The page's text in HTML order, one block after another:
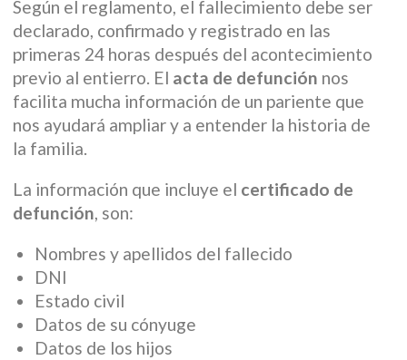
Según el reglamento, el fallecimiento debe ser
declarado, confirmado y registrado en las
primeras 24 horas después del acontecimiento
previo al entierro. El acta de defunción nos
facilita mucha información de un pariente que
nos ayudará ampliar y a entender la historia de
la familia.
La información que incluye el certificado de
defunción, son:
Nombres y apellidos del fallecido
DNI
Estado civil
Datos de su cónyuge
Datos de los hijos